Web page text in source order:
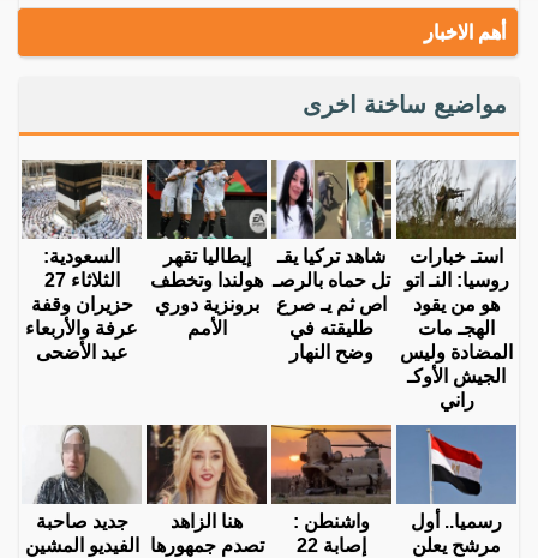
أهم الاخبار
مواضيع ساخنة اخرى
استـ خبارات
روسيا: النـ اتو
هو من يقود
الهجـ مات
المضادة وليس
الجيش الأوكـ
راني
شاهد تركيا يقـ
تل حماه بالرصـ
اص ثم يـ صرع
طليقته في
وضح النهار
إيطاليا تقهر
هولندا وتخطف
برونزية دوري
الأمم
السعودية:
الثلاثاء 27
حزيران وقفة
عرفة والأربعاء
عيد الأضحى
رسميا.. أول
مرشح يعلن
واشنطن :
إصابة 22
هنا الزاهد
تصدم جمهورها
جديد صاحبة
الفيديو المشين